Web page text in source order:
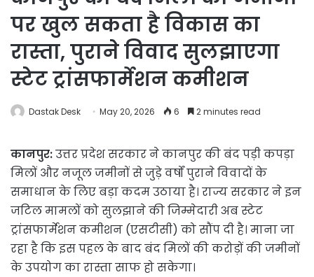
पर खुल सकता है विकास का
रास्ता, पुराने विवाद सुलझाएगा
स्टेट ट्रांसफार्मेशन कमीशन
Dastak Desk May 20, 2026 6 2 minutes read
कानपुर:उत्तर प्रदेश सरकार ने कानपुर की बंद पड़ी कपड़ा
मिलों और नजूल जमीनों से जुड़े वर्षों पुराने विवादों के
समाधान के लिए बड़ा कदम उठाया है। राज्य सरकार ने इन
जटिल मामलों को सुलझाने की जिम्मेदारी अब स्टेट
ट्रांसफार्मेशन कमीशन (एसटीसी) को सौंप दी है। माना जा
रहा है कि इस पहल के बाद बंद मिलों की करोड़ों की जमीनों
के उपयोग का रास्ता साफ हो सकेगा।